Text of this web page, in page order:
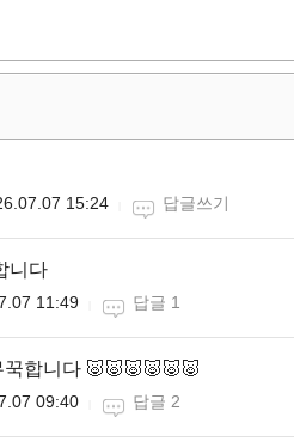
15:24 답글쓰기
니다
11:49 답글 1
합니다 🐷🐷🐷🐷🐷🐷
09:40 답글 2